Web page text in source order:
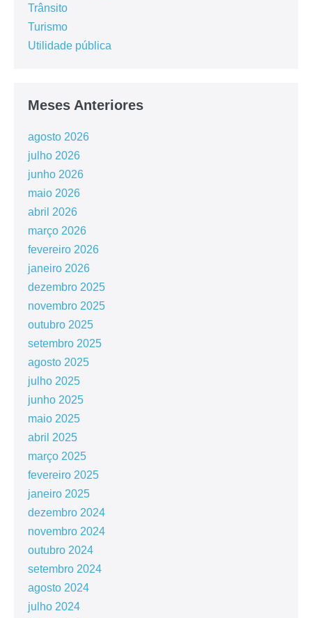
Trânsito
Turismo
Utilidade pública
Meses Anteriores
agosto 2026
julho 2026
junho 2026
maio 2026
abril 2026
março 2026
fevereiro 2026
janeiro 2026
dezembro 2025
novembro 2025
outubro 2025
setembro 2025
agosto 2025
julho 2025
junho 2025
maio 2025
abril 2025
março 2025
fevereiro 2025
janeiro 2025
dezembro 2024
novembro 2024
outubro 2024
setembro 2024
agosto 2024
julho 2024